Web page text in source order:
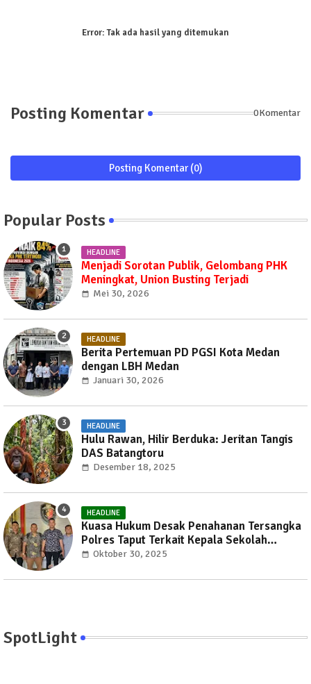
Error:Tak ada hasil yang ditemukan
Posting Komentar 0Komentar
Posting Komentar (0)
Popular Posts
HEADLINE
Menjadi Sorotan Publik, Gelombang PHK
Meningkat, Union Busting Terjadi
Mei 30, 2026
HEADLINE
Berita Pertemuan PD PGSI Kota Medan
dengan LBH Medan
Januari 30, 2026
HEADLINE
Hulu Rawan, Hilir Berduka: Jeritan Tangis
DAS Batangtoru
Desember 18, 2025
HEADLINE
Kuasa Hukum Desak Penahanan Tersangka
Polres Taput Terkait Kepala Sekolah
Pencabulan Anak
Oktober 30, 2025
SpotLight